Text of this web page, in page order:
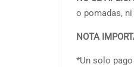
o pomadas,
NOTA
*Un solo